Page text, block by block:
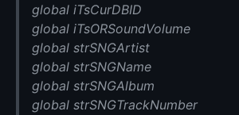
global iTsCurDBID
global iTsORSoundVolume
global strSNGArtist
global strSNGName
global strSNGAlbum
global strSNGTrackNumber